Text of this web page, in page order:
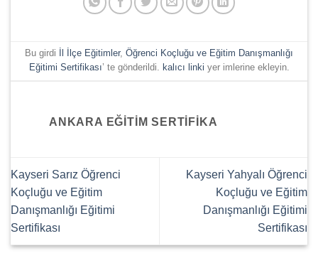
Bu girdi İl İlçe Eğitimler, Öğrenci Koçluğu ve Eğitim Danışmanlığı
Eğitimi Sertifikası’ te gönderildi. kalıcı linki yer imlerine ekleyin.
ANKARA EĞITIM SERTIFIKA
Kayseri Sarız Öğrenci
Koçluğu ve Eğitim
Danışmanlığı Eğitimi
Sertifikası
Kayseri Yahyalı Öğrenci
Koçluğu ve Eğitim
Danışmanlığı Eğitimi
Sertifikası